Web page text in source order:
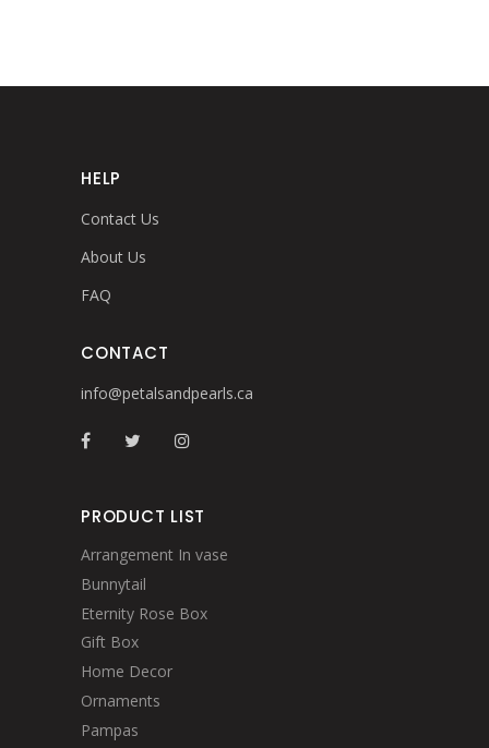
HELP
Contact Us
About Us
FAQ
CONTACT
info@petalsandpearls.ca
PRODUCT LIST
Arrangement In vase
Bunnytail
Eternity Rose Box
Gift Box
Home Decor
Ornaments
Pampas